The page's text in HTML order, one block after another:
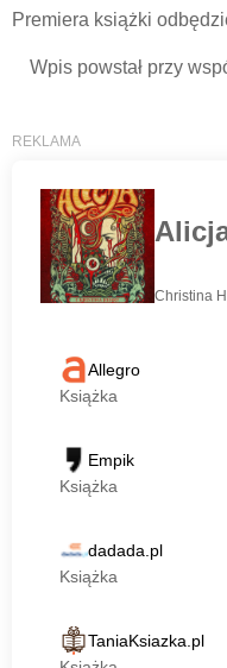
Premiera książki
Wpis powstał przy